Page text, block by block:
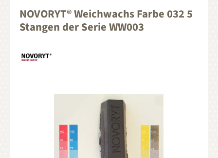
NOVORYT® Weichwachs Farbe 032 5
Stangen der Serie WW003